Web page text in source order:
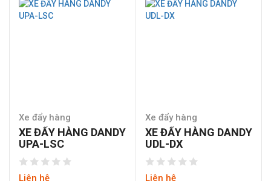
Xe đẩy hàng
XE ĐẨY HÀNG DANDY
UPA-LSC
Liên hệ
Xe đẩy hàng
XE ĐẨY HÀNG DANDY
UDL-DX
Liên hệ